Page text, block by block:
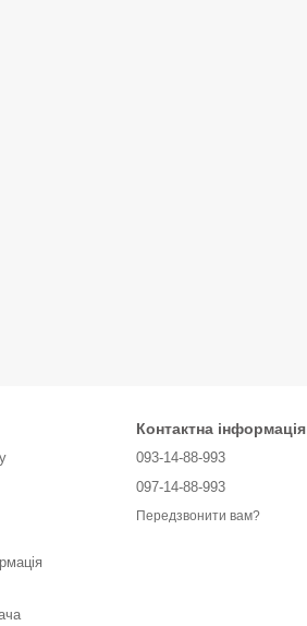
Контактна інформація
093-14-88-993
097-14-88-993
Передзвонити вам?